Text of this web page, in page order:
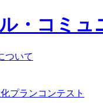
ついて
プランコンテスト